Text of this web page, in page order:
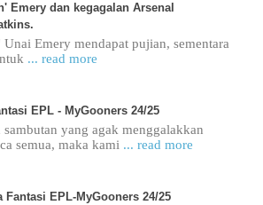
Emery dan kegagalan Arsenal
Emery mendapat pujian, sementara
... read more
EPL - MyGooners 24/25
yang agak menggalakkan
semua, maka kami ... read more
Fantasi EPL-MyGooners 24/25